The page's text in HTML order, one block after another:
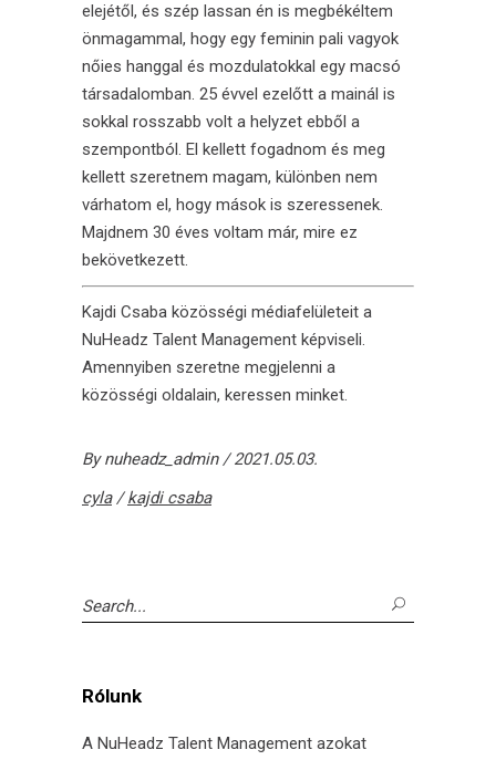
elejétől, és szép lassan én is megbékéltem
önmagammal, hogy egy feminin pali vagyok
nőies hanggal és mozdulatokkal egy macsó
társadalomban. 25 évvel ezelőtt a mainál is
sokkal rosszabb volt a helyzet ebből a
szempontból. El kellett fogadnom és meg
kellett szeretnem magam, különben nem
várhatom el, hogy mások is szeressenek.
Majdnem 30 éves voltam már, mire ez
bekövetkezett.
Kajdi Csaba közösségi médiafelületeit a
NuHeadz Talent Management képviseli.
Amennyiben szeretne megjelenni a
közösségi oldalain, keressen minket.
Bynuheadz_admin
2021.05.03.
cyla/kajdi csaba
Search
for:
Rólunk
A NuHeadz Talent Management azokat